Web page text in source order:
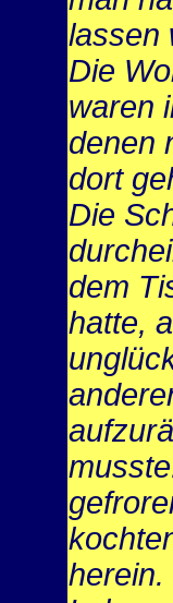
lassen
Die
waren
denen
dort
Die
dem
hatte,